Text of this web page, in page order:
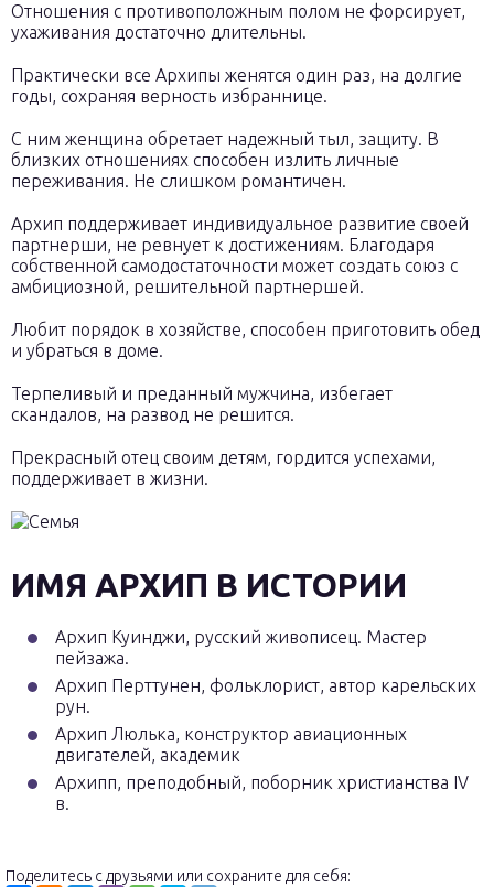
Отношения с противоположным полом не форсирует,
ухаживания достаточно длительны.
Практически все Архипы женятся один раз, на долгие
годы, сохраняя верность избраннице.
С ним женщина обретает надежный тыл, защиту. В
близких отношениях способен излить личные
переживания. Не слишком романтичен.
Архип поддерживает индивидуальное развитие своей
партнерши, не ревнует к достижениям. Благодаря
собственной самодостаточности может создать союз с
амбициозной, решительной партнершей.
Любит порядок в хозяйстве, способен приготовить обед
и убраться в доме.
Терпеливый и преданный мужчина, избегает
скандалов, на развод не решится.
Прекрасный отец своим детям, гордится успехами,
поддерживает в жизни.
ИМЯ АРХИП В ИСТОРИИ
Архип Куинджи, русский живописец. Мастер
пейзажа.
Архип Перттунен, фольклорист, автор карельских
рун.
Архип Люлька, конструктор авиационных
двигателей, академик
Архипп, преподобный, поборник христианства IV
в.
Поделитесь с друзьями или сохраните для себя: